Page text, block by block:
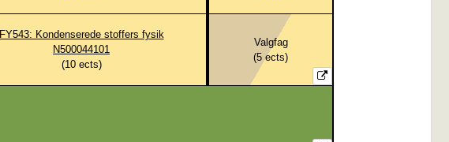
FY543: Kondenserede stoffers fysik
N500044101
(10ects)
Valgfag
(5 ects)